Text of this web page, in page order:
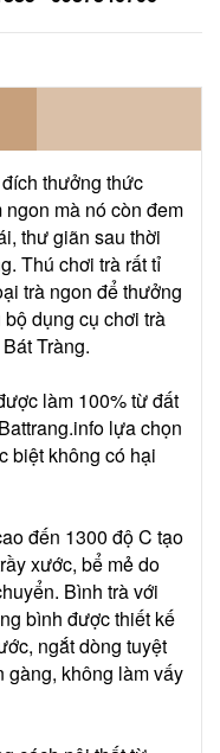
thưởng thức
mà nó còn đem
thư giãn sau thời
Thú chơi trà rất tỉ
trà ngon để thưởng
dụng cụ chơi trà
Tràng.
làm 100% từ đất
lựa chọn
biệt không có hại
đến 1300 độ C tạo
xước, bể mẻ do
Bình trà với
bình được thiết kế
ngắt dòng tuyệt
gàng, không làm vấy